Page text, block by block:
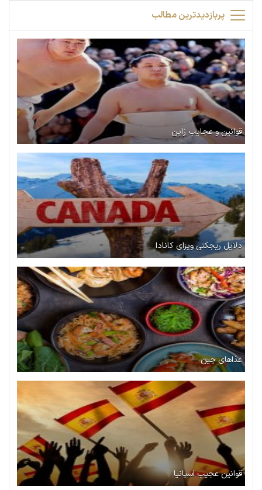
پربازدیدترین مطالب
قوانین و عجایب ژاپن
دلایل ریجکتی ویزای کانادا
غذاهای چین
قوانین عجیب اسپانیا